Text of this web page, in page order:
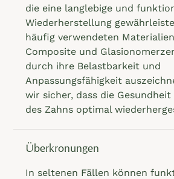
die eine langlebige und
Wiederherstellung
häufig verwendeten
Composite und
durch ihre Belastbarkeit und
Anpassungsfähigkeit
wir sicher, dass die
des Zahns optimal
Überkronungen
In seltenen Fällen können